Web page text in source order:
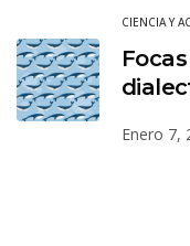
CIENCIA Y
Enero 7,